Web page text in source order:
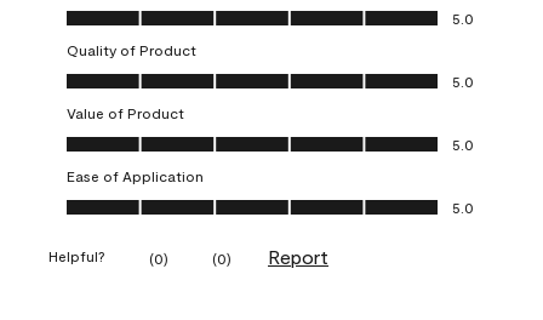
Overall Appearance, 5.0 out of 5
5.0
Quality of Product
Quality of Product, 5.0 out of 5
5.0
Value of Product
Value of Product, 5.0 out of 5
5.0
Ease of Application
Ease of Application, 5.0 out of 5
5.0
Helpful? (0) (0) Report